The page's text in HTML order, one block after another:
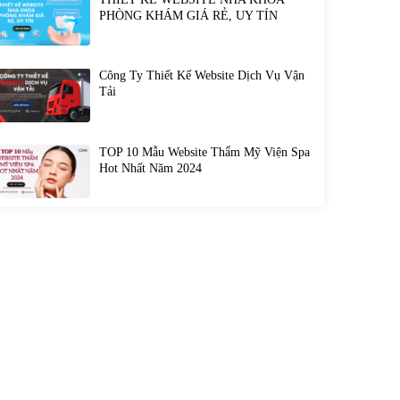
PHÒNG KHÁM GIÁ RẺ, UY TÍN
Công Ty Thiết Kế Website Dịch Vụ Vận
Tải
TOP 10 Mẫu Website Thẩm Mỹ Viện Spa
Hot Nhất Năm 2024